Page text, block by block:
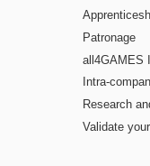
Patronage
all4GAMES
Intra-
Research
Validate